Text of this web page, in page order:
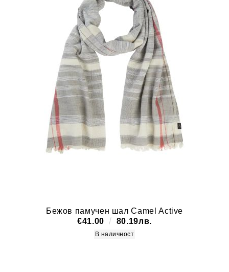
Бежов памучен шал Camel Active
€41.00
80.19лв.
В наличност